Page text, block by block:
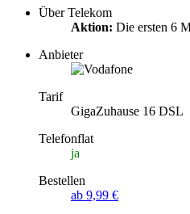
Über Telekom
Aktion: Die ersten 6
Anbieter
Tarif
GigaZuhause 16 DSL
Telefonflat
ja
Bestellen
ab 9,99 €